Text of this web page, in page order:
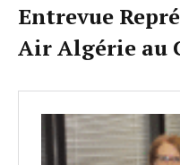
Entrevue
Air Algérie au